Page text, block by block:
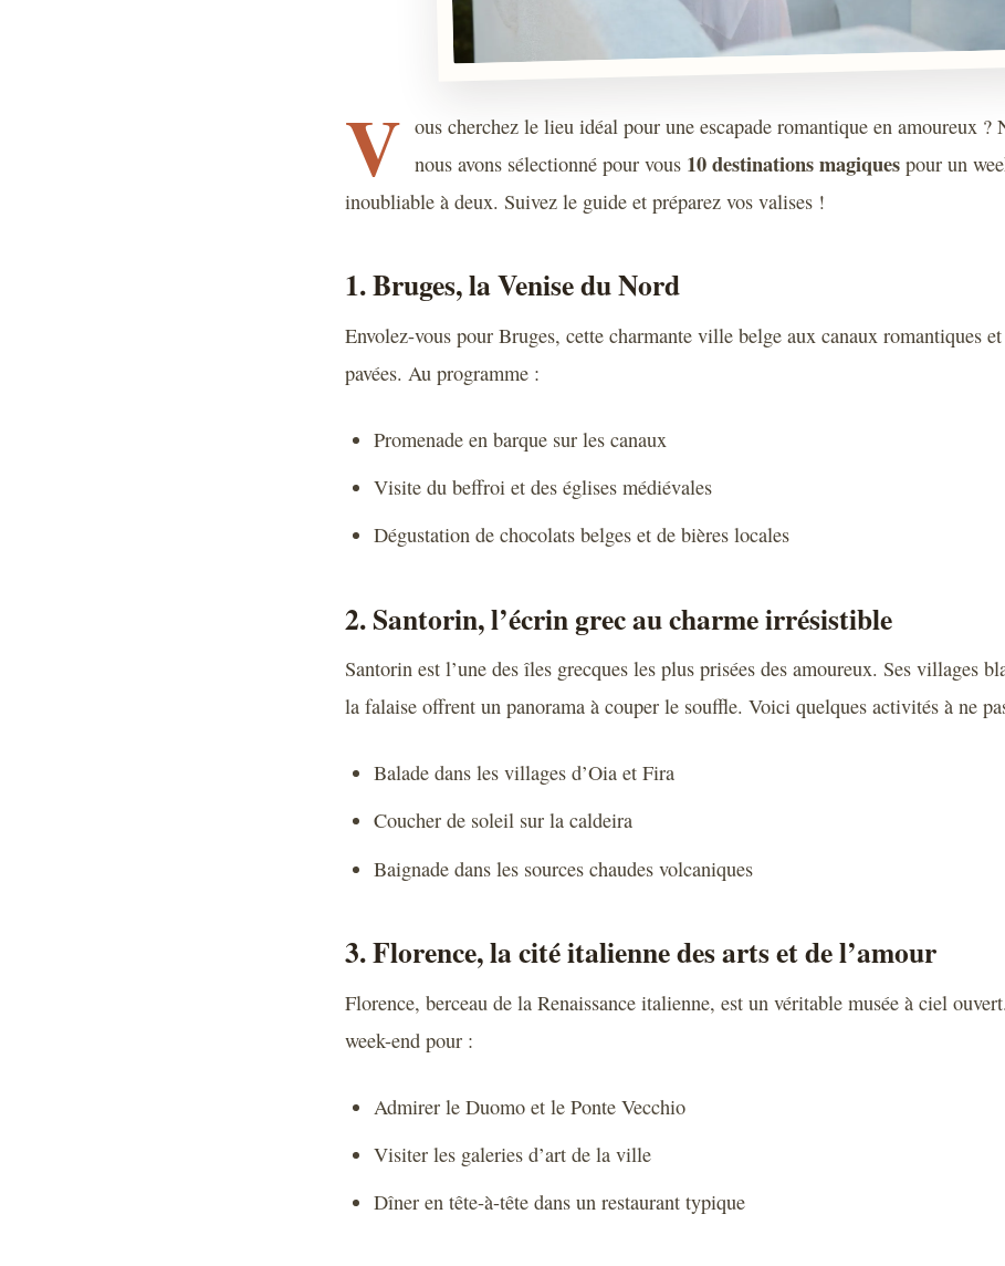
V ous cherchez le lieu idéal pour une escapade romantique en amoureux ?
nous avons sélectionné pour vous 10 destinations magiques pour un
inoubliable à deux. Suivez le guide et préparez vos valises !
1. Bruges, la Venise du Nord
Envolez-vous pour Bruges, cette charmante ville belge aux canaux romantiques
pavées. Au programme :
Promenade en barque sur les canaux
Visite du beffroi et des églises médiévales
Dégustation de chocolats belges et de bières locales
2. Santorin, l’écrin grec au charme irrésistible
Santorin est l’une des îles grecques les plus prisées des amoureux. Ses villages
la falaise offrent un panorama à couper le souffle. Voici quelques activités à ne
Balade dans les villages d’Oia et Fira
Coucher de soleil sur la caldeira
Baignade dans les sources chaudes volcaniques
3. Florence, la cité italienne des arts et de l’amour
Florence, berceau de la Renaissance italienne, est un véritable musée à ciel
week-end pour :
Admirer le Duomo et le Ponte Vecchio
Visiter les galeries d’art de la ville
Dîner en tête-à-tête dans un restaurant typique